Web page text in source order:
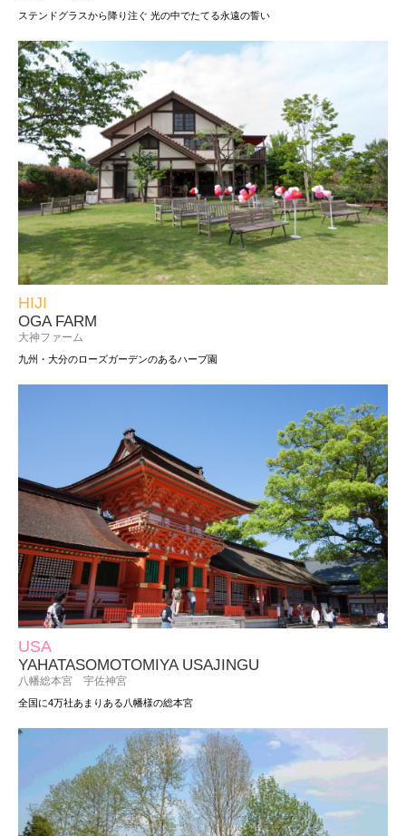
ステンドグラスから降り注ぐ 光の中でたてる永遠の誓い
HIJI
OGA FARM
大神ファーム
九州・大分のローズガーデンのあるハーブ園
USA
YAHATASOMOTOMIYA USAJINGU
八幡総本宮 宇佐神宮
全国に4万社あまりある八幡様の総本宮